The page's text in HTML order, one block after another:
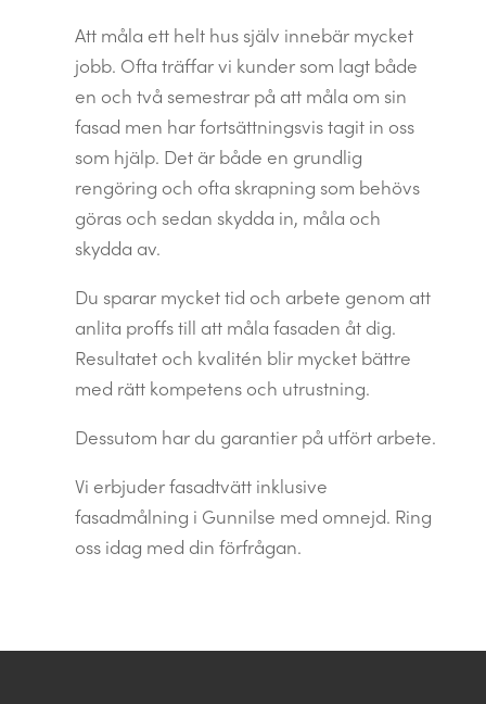
Att måla ett helt hus själv innebär mycket
jobb. Ofta träffar vi kunder som lagt både
en och två semestrar på att måla om sin
fasad men har fortsättningsvis tagit in oss
som hjälp. Det är både en grundlig
rengöring och ofta skrapning som behövs
göras och sedan skydda in, måla och
skydda av.
Du sparar mycket tid och arbete genom att
anlita proffs till att måla fasaden åt dig.
Resultatet och kvalitén blir mycket bättre
med rätt kompetens och utrustning.
Dessutom har du garantier på utfört arbete.
Vi erbjuder fasadtvätt inklusive
fasadmålning i Gunnilse med omnejd. Ring
oss idag med din förfrågan.